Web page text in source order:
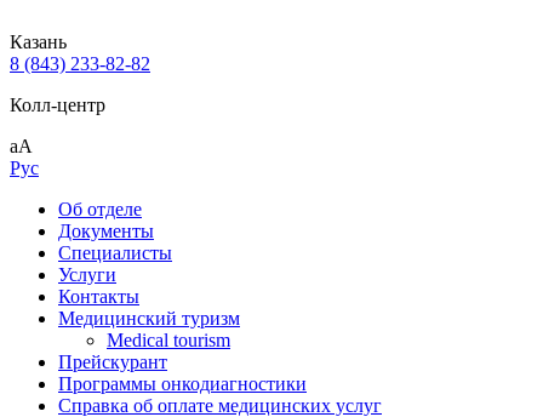
Казань
8 (843) 233-82-82
Колл-центр
аА
Рус
Об отделе
Документы
Специалисты
Услуги
Контакты
Медицинский туризм
Medical tourism
Прейскурант
Программы онкодиагностики
Справка об оплате медицинских услуг